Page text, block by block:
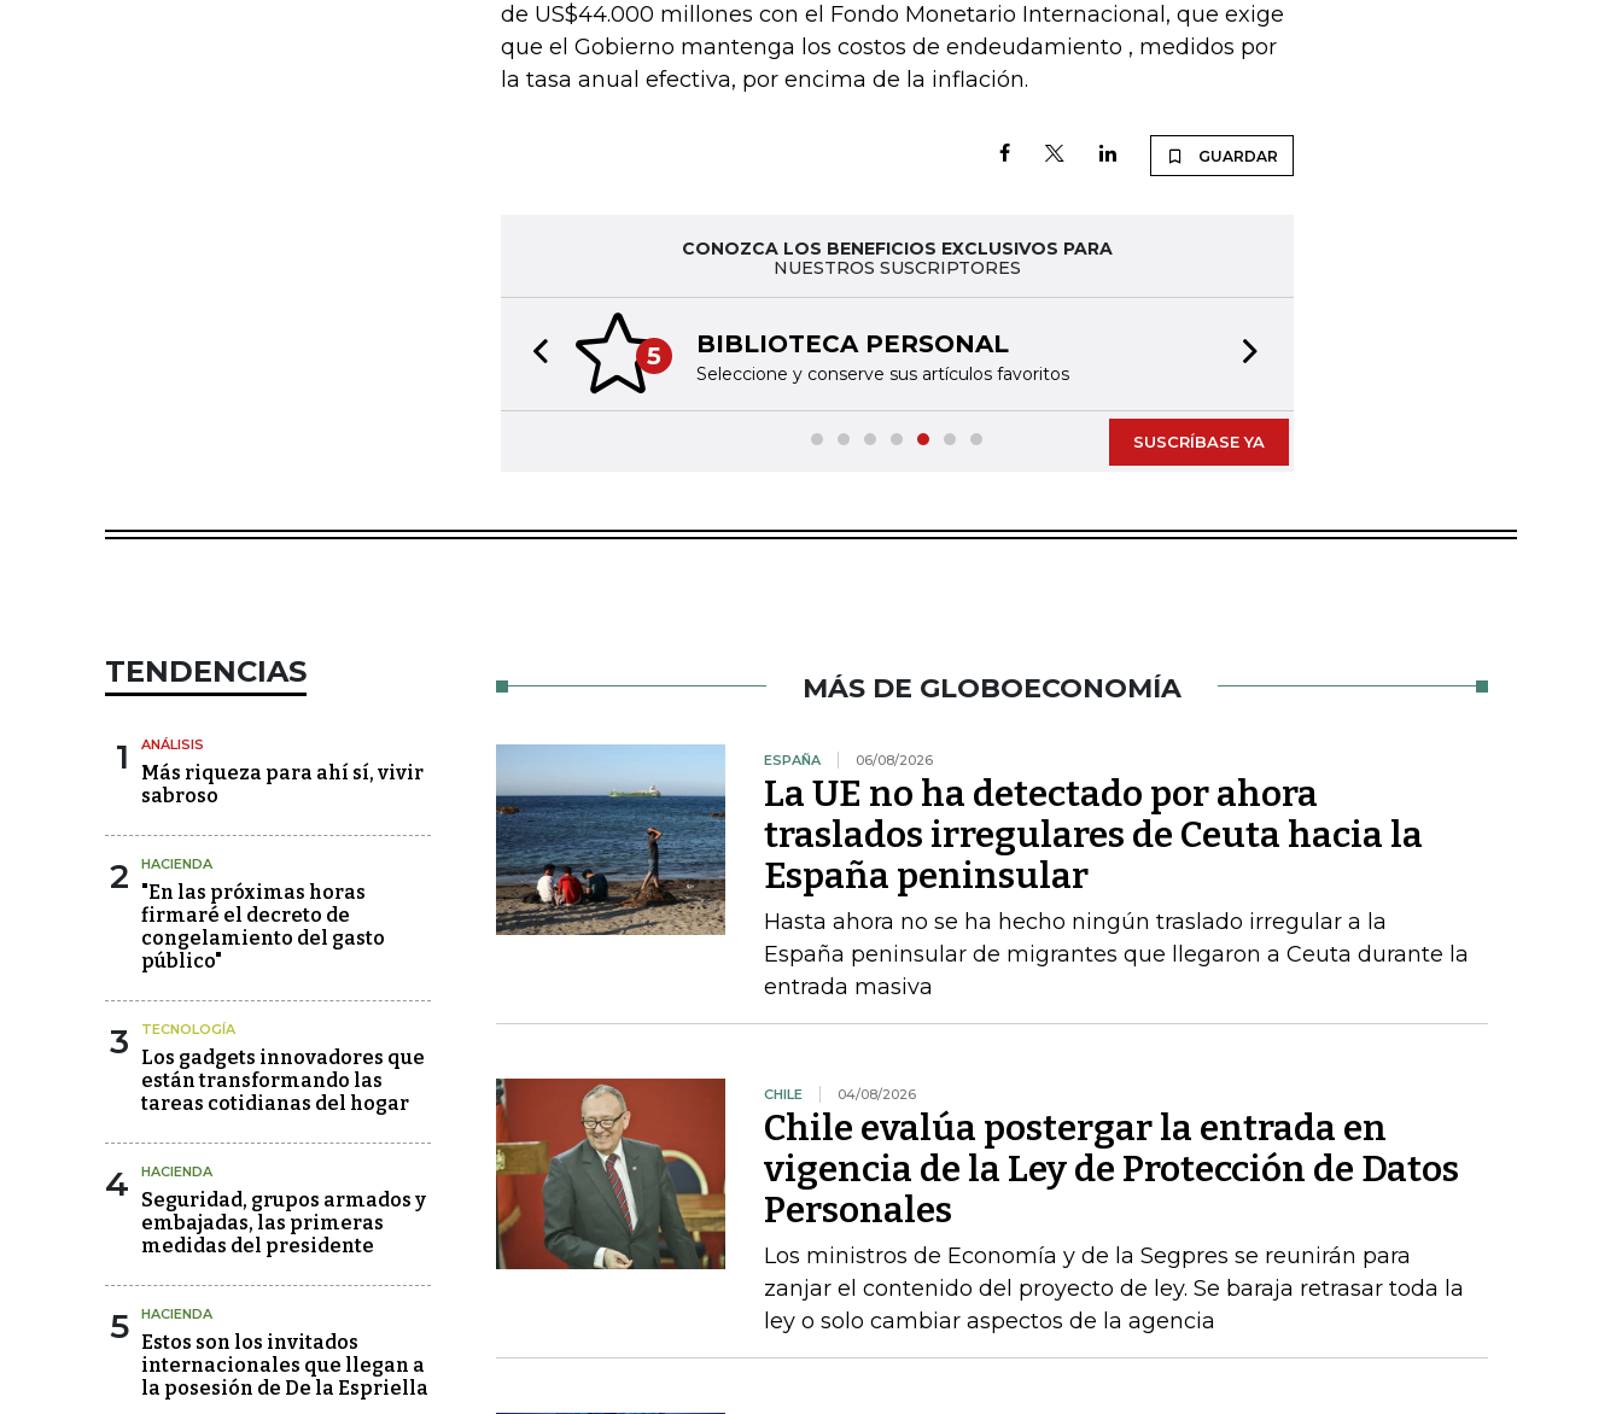
de US$44.000 millones con el Fondo Monetario Internacional, que exige
que el Gobierno mantenga los costos de endeudamiento , medidos por
la tasa anual efectiva, por encima de la inflación.
GUARDAR
CONOZCA LOS BENEFICIOS EXCLUSIVOS PARA
NUESTROS SUSCRIPTORES
5 BIBLIOTECA PERSONAL
Seleccione y conserve sus artículos favoritos
Previous slide
SUSCRÍBASE YA
TENDENCIAS
1 ANÁLISIS
Más riqueza para ahí sí, vivir
sabroso
2 HACIENDA
"En las próximas horas
firmaré el decreto de
congelamiento del gasto
público"
3 TECNOLOGÍA
Los gadgets innovadores que
están transformando las
tareas cotidianas del hogar
4 HACIENDA
Seguridad, grupos armados y
embajadas, las primeras
medidas del presidente
5 HACIENDA
Estos son los invitados
internacionales que llegan a
la posesión de De la Espriella
MÁS DE GLOBOECONOMÍA
ESPAÑA 06/08/2026
La UE no ha detectado por ahora
traslados irregulares de Ceuta hacia la
España peninsular
Hasta ahora no se ha hecho ningún traslado irregular a la
España peninsular de migrantes que llegaron a Ceuta durante la
entrada masiva
CHILE 04/08/2026
Chile evalúa postergar la entrada en
vigencia de la Ley de Protección de Datos
Personales
Los ministros de Economía y de la Segpres se reunirán para
zanjar el contenido del proyecto de ley. Se baraja retrasar toda la
ley o solo cambiar aspectos de la agencia